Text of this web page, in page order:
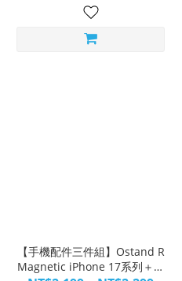
【手機配件三件組】Ostand R
Magnetic iPhone 17系列＋保